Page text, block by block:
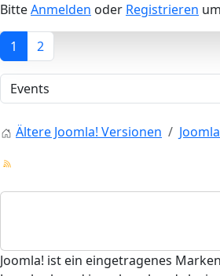
BitteAnmelden oder Registrieren
1 2
Ältere Joomla! Versionen
Joomla! ist ein eingetragenes